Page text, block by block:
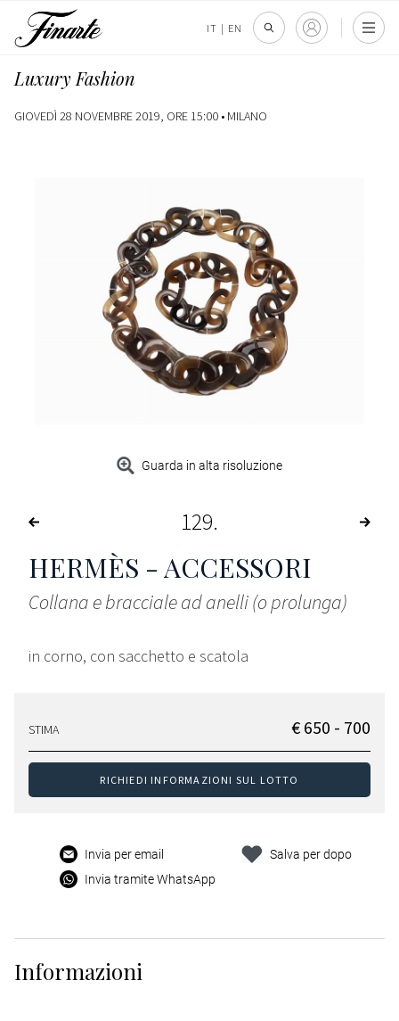
IT | EN
Luxury Fashion
GIOVEDÌ 28 NOVEMBRE 2019, ORE 15:00 • MILANO
Guarda in alta risoluzione
129
HERMÈS - ACCESSORI
Collana e bracciale ad anelli (o prolunga)
in corno, con sacchetto e scatola
STIMA € 650 - 700
RICHIEDI INFORMAZIONI SUL LOTTO
Invia per email
Invia tramite WhatsApp
Salva per dopo
Informazioni